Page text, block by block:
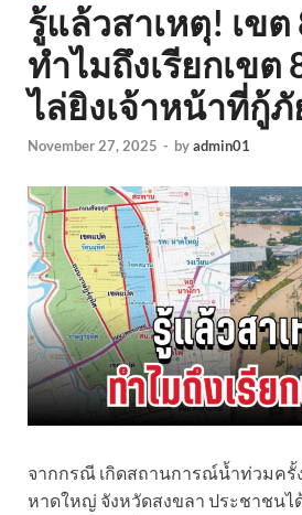
รู้แล้วสาเหตุ! เข
ทำไมถึงเรียกเขต
ไล่ยิงเจ้าหน้าที่กู้ภั
November 27, 2025 - byadmin01
จากกรณี เกิดสถานการณ์น้ำท่วมค
หาดใหญ่ จังหวัดสงขลา ประชาชนไ